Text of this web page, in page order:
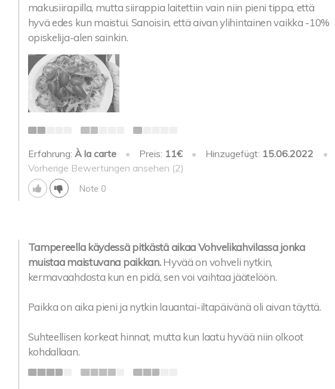
makusiirapilla, mutta siirappia laitettiin vain niin pieni tippa, että
hyvä edes kun maistui. Sanoisin, että aivan ylihintainen vaikka -10%
opiskelija-alen sainkin.
Erfahrung: À la carte • Preis: 11€ • Hinzugefügt: 15.06.2022
•
Vorherige Bewertungen ansehen (2)
Note 0
Tampereella käydessä pitkästä aikaa Vohvelikahvilassa jonka
muistaa maistuvana paikkan. Hyvää on vohveli nytkin,
kermavaahdosta kun en pidä, sen voi vaihtaa jäätelöön.
Paikka on aika pieni ja nytkin lauantai-iltapäivänä oli aivan täyttä.
Suhteellisen korkeat hinnat, mutta kun laatu hyvää niin olkoot
kohdallaan.